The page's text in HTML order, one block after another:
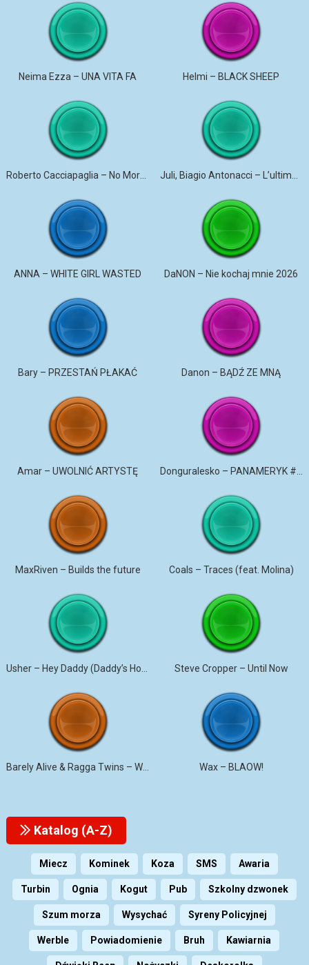
Neima Ezza – UNA VITA FA Helmi – BLACK SHEEP
Roberto Cacciapaglia – No More Violence
ANNA – WHITE GIRL WASTED DaNON – Nie kochaj mnie 2026
Bary – PRZESTAŃ PŁAKAĆ Danon – BĄDŹ ZE MNĄ
Amar – UWOLNIĆ ARTYSTĘ
MaxRiven – Builds the future Coals – Traces (feat. Molina)
Steve Cropper – Until Now
Barely Alive & Ragga Twins – We Set It Wax – BLAOW!
Katalog (A-Z)
Miecz Kominek Koza SMS Awaria
Turbin Ognia Kogut Pub Szkolny dzwonek
Szum morza Wysychać Syreny Policyjnej
Werble Powiadomienie Bruh Kawiarnia